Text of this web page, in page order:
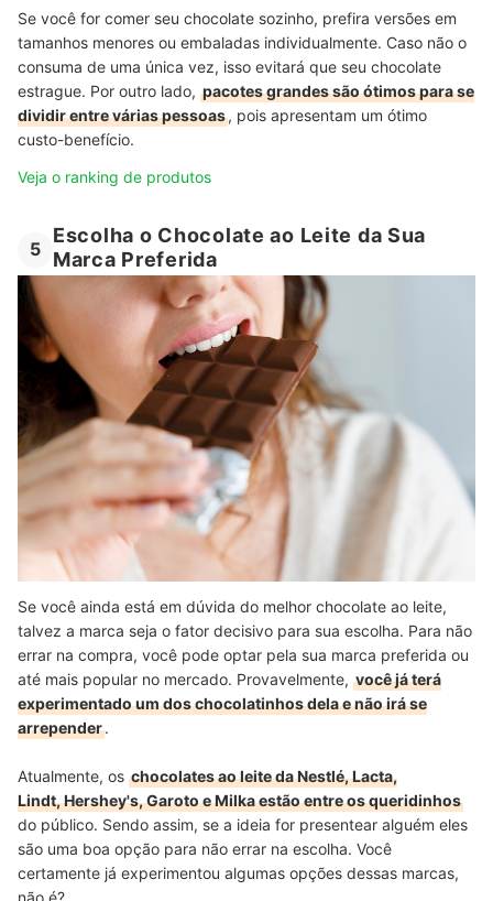
Se você for comer seu chocolate sozinho, prefira versões em
tamanhos menores ou embaladas individualmente. Caso não o
consuma de uma única vez, isso evitará que seu chocolate
estrague. Por outro lado, pacotes grandes são ótimos para se
dividir entre várias pessoas, pois apresentam um ótimo
custo-benefício.
Veja o ranking de produtos
5
Escolha o Chocolate ao Leite da Sua
Marca Preferida
Se você ainda está em dúvida do melhor chocolate ao leite,
talvez a marca seja o fator decisivo para sua escolha. Para não
errar na compra, você pode optar pela sua marca preferida ou
até mais popular no mercado. Provavelmente, você já terá
experimentado um dos chocolatinhos dela e não irá se
arrepender.
Atualmente, os chocolates ao leite da Nestlé, Lacta,
Lindt, Hershey's, Garoto e Milka estão entre os queridinhos
do público. Sendo assim, se a ideia for presentear alguém eles
são uma boa opção para não errar na escolha. Você
certamente já experimentou algumas opções dessas marcas,
não é?